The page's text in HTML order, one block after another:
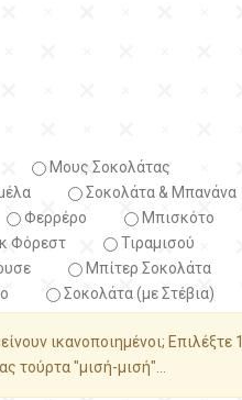
Μους Σοκολάτας
Σοκολάτα & Μπανάνα
Φερρέρο
Μπισκότο
Φόρεστ
Τιραμισού
Μπίτερ Σοκολάτα
Σοκολάτα (με Στέβια)
ικανοποιημένοι; Επιλέξτε 1
τούρτα "μισή-μισή"...